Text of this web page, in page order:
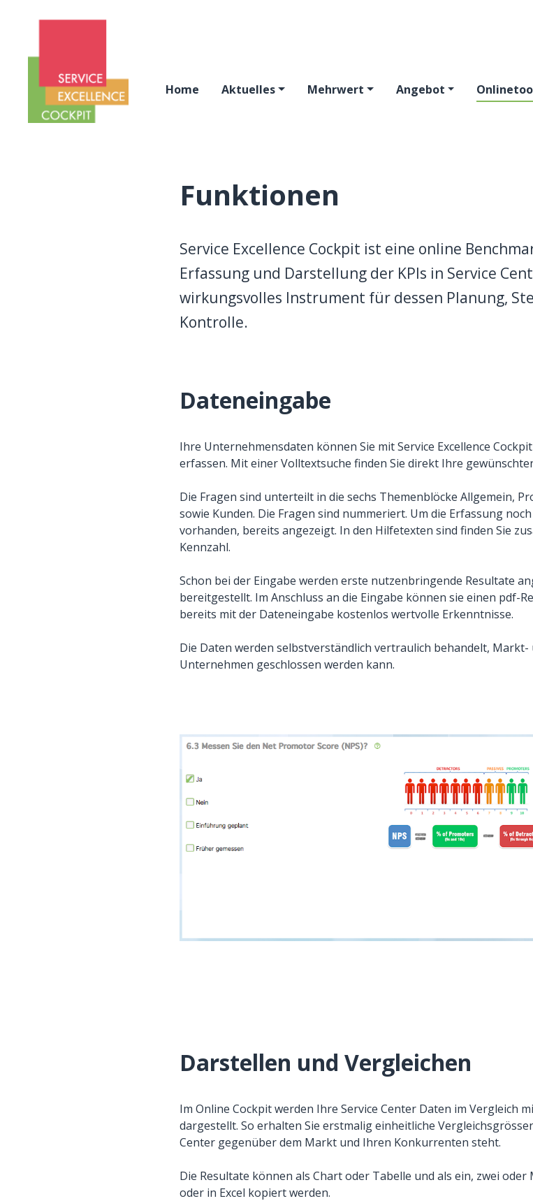
Home Aktuelles Mehrwert Angebot
Funktionen
Service Excellence Cockpit ist eine online
Erfassung und Darstellung der KPIs in Service
wirkungsvolles Instrument für dessen Planung,
Kontrolle.
Dateneingabe
Ihre Unternehmensdaten können Sie mit Service Excellence
erfassen. Mit einer Volltextsuche finden Sie direkt Ihre
Die Fragen sind unterteilt in die sechs Themenblöcke Allgemein,
sowie Kunden. Die Fragen sind nummeriert. Um die Erfassung
vorhanden, bereits angezeigt. In den Hilfetexten sind finden Sie
Kennzahl.
Schon bei der Eingabe werden erste nutzenbringende Resultate
bereitgestellt. Im Anschluss an die Eingabe können sie einen pdf-
bereits mit der Dateneingabe kostenlos wertvolle Erkenntnisse.
Die Daten werden selbstverständlich vertraulich behandelt,
Unternehmen geschlossen werden kann.
Darstellen und Vergleichen
Im Online Cockpit werden Ihre Service Center Daten im Vergleich
dargestellt. So erhalten Sie erstmalig einheitliche
Center gegenüber dem Markt und Ihren Konkurrenten steht.
Die Resultate können als Chart oder Tabelle und als ein, zwei
oder in Excel kopiert werden.